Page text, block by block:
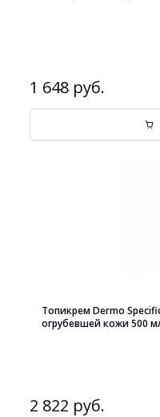
1 648 руб.
Топикрем Dermo
огрубевшей кожи 500
2 822 руб.